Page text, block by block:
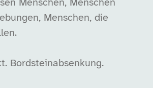
Menschen, Menschen
Menschen, die
Bordsteinabsenkung.